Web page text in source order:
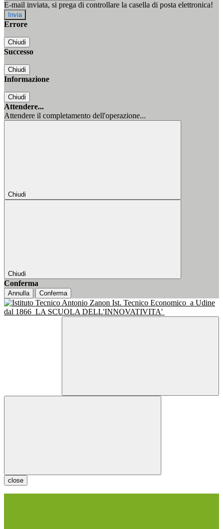
E-mail inviata, si prega di controllare la casella di posta elettronica!
Errore
Chiudi
Successo
Chiudi
Informazione
Chiudi
Attendere...
Attendere il completamento dell'operazione...
Chiudi
Chiudi
Conferma
Annulla Conferma
Ist. Tecnico Economico a Udine
dal 1866 LA SCUOLA DELL'INNOVATIVITA'
close